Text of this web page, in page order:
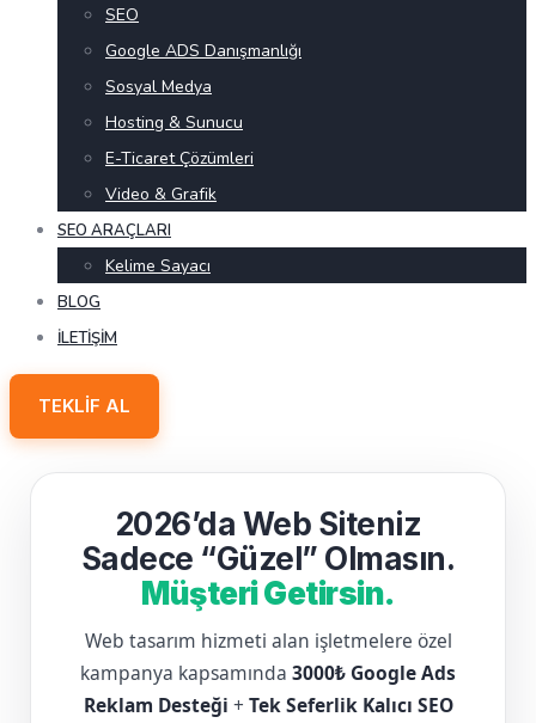
SEO
Google ADS Danışmanlığı
Sosyal Medya
Hosting & Sunucu
E-Ticaret Çözümleri
Video & Grafik
SEO ARAÇLARI
Kelime Sayacı
BLOG
İLETIŞIM
TEKLIF AL
2026’da Web Siteniz
Sadece “Güzel” Olmasın.
Müşteri Getirsin.
Web tasarım hizmeti alan işletmelere özel
kampanya kapsamında 3000₺ Google Ads
Reklam Desteği + Tek Seferlik Kalıcı SEO